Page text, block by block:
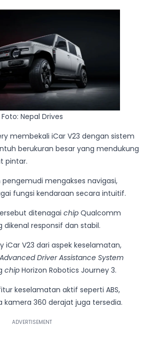
Foto: Nepal Drives
membekali iCar V23 dengan sistem
berukuran besar yang mendukung
pintar.
mengakses navigasi,
fungsi kendaraan secara intuitif.
ditenagai chip Qualcomm
dikenal responsif dan stabil.
iCar V23 dari aspek keselamatan,
Advanced Driver Assistance System
chip Horizon Robotics Journey 3.
keselamatan aktif seperti ABS,
kamera 360 derajat juga tersedia.